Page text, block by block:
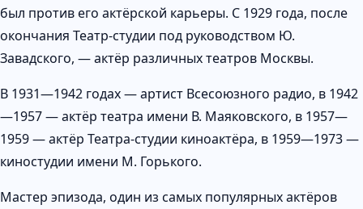
был против его актёрской карьеры. С 1929 года, после
окончания Театр-студии под руководством Ю.
Завадского, — актёр различных театров Москвы.
В 1931—1942 годах — артист Всесоюзного радио, в 1942
—1957 — актёр театра имени В. Маяковского, в 1957—
1959 — актёр Театра-студии киноактёра, в 1959—1973 —
киностудии имени М. Горького.
Мастер эпизода, один из самых популярных актёров